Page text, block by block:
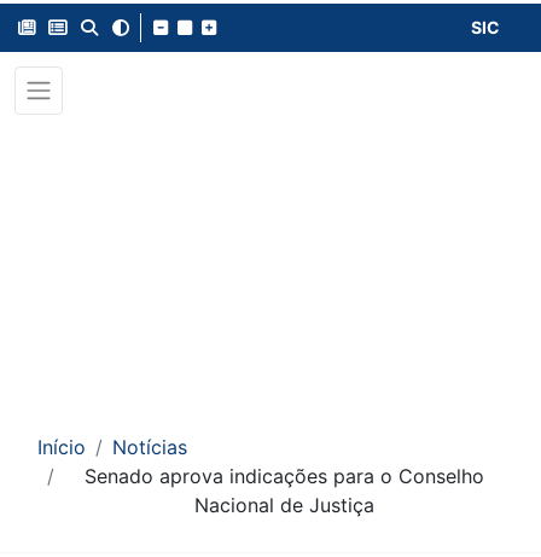
SIC
Início
Notícias
Senado aprova indicações para o Conselho
Nacional de Justiça